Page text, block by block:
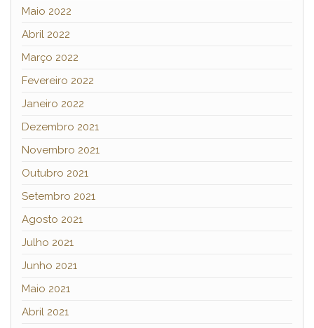
Maio 2022
Abril 2022
Março 2022
Fevereiro 2022
Janeiro 2022
Dezembro 2021
Novembro 2021
Outubro 2021
Setembro 2021
Agosto 2021
Julho 2021
Junho 2021
Maio 2021
Abril 2021